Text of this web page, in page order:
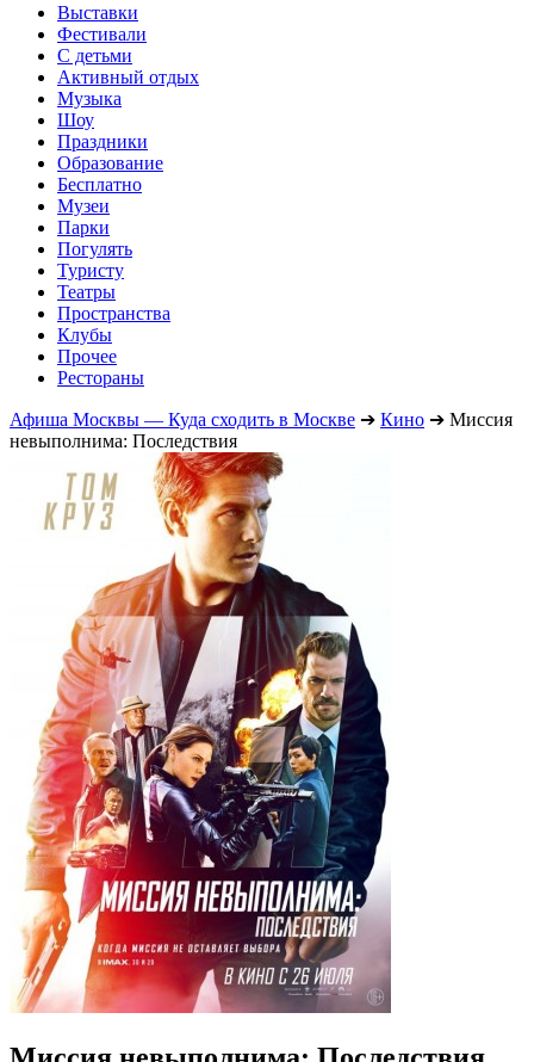
Выставки
Фестивали
С детьми
Активный отдых
Музыка
Шоу
Праздники
Образование
Бесплатно
Музеи
Парки
Погулять
Туристу
Театры
Пространства
Клубы
Прочее
Рестораны
Афиша Москвы — Куда сходить в Москве ➔ Кино ➔ Миссия
невыполнима: Последствия